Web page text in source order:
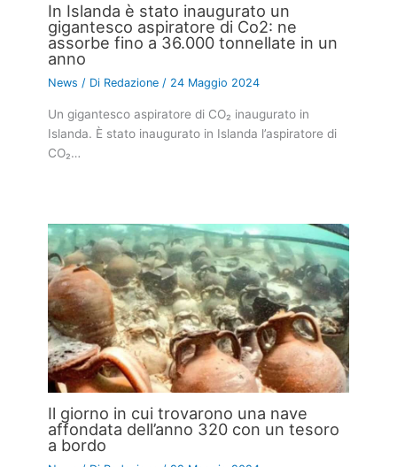
In Islanda è stato inaugurato un
gigantesco aspiratore di Co2: ne
assorbe fino a 36.000 tonnellate in un
anno
News / Di Redazione/ 24 Maggio 2024
Un gigantesco aspiratore di CO₂ inaugurato in
Islanda. È stato inaugurato in Islanda l’aspiratore di
CO₂…
Il giorno in cui trovarono una nave
affondata dell’anno 320 con un tesoro
a bordo